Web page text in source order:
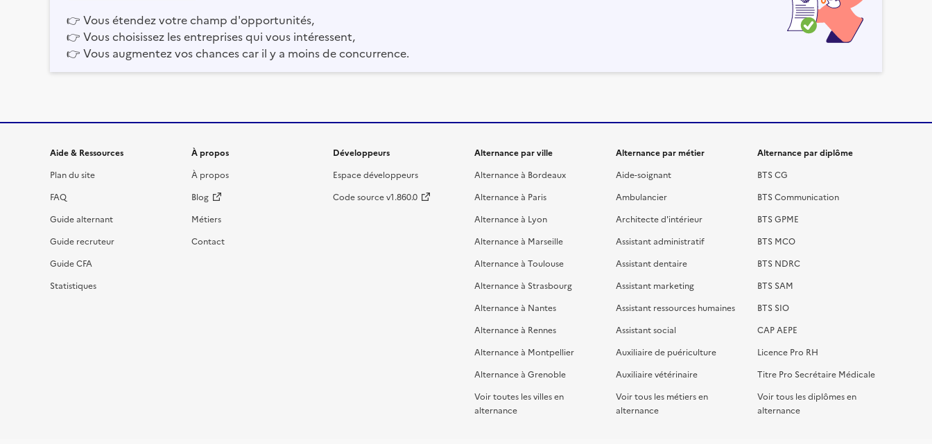
👉 Vous étendez votre champ d'opportunités,
👉 Vous choisissez les entreprises qui vous intéressent,
👉 Vous augmentez vos chances car il y a moins de concurrence.
Informations et liens du site
Aide & Ressources
Plan du site
FAQ
Guide alternant
Guide recruteur
Guide CFA
Statistiques
À propos
À propos
Blog
Métiers
Contact
Développeurs
Espace développeurs
Code source v1.860.0
Alternance par ville
Alternance à Bordeaux
Alternance à Paris
Alternance à Lyon
Alternance à Marseille
Alternance à Toulouse
Alternance à Strasbourg
Alternance à Nantes
Alternance à Rennes
Alternance à Montpellier
Alternance à Grenoble
Voir toutes les villes en
alternance
Alternance par métier
Aide-soignant
Ambulancier
Architecte d'intérieur
Assistant administratif
Assistant dentaire
Assistant marketing
Assistant ressources humaines
Assistant social
Auxiliaire de puériculture
Auxiliaire vétérinaire
Voir tous les métiers en
alternance
Alternance par diplôme
BTS CG
BTS Communication
BTS GPME
BTS MCO
BTS NDRC
BTS SAM
BTS SIO
CAP AEPE
Licence Pro RH
Titre Pro Secrétaire Médicale
Voir tous les diplômes en
alternance